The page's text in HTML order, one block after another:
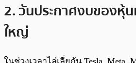
2. วันประกาศงบของหุ้
ใหญ่